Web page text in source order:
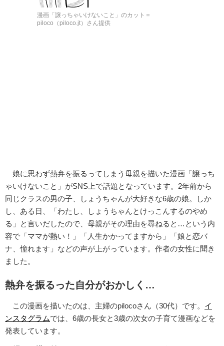
漫画「譲っちゃいけないこと」のカット＝
piloco（piloco.jt）さん提供
娘に思わず熱弁を振るってしまう母親を描いた漫画「譲っち
ゃいけないこと」がSNS上で話題となっています。2年前から
同じクラスの男の子、しょうちゃんが大好きな6歳の娘。しか
し、ある日、「わたし、しょうちゃんとけっこんするのやめ
る」と言いだしたので、母親がその理由を尋ねると…という内
容で「ママが熱い！」「人生かかってますから」「娘と恋バ
ナ、憧れます」などの声が上がっています。作者の女性に聞き
ました。
熱弁を振るった自分がおかしく…
この漫画を描いたのは、主婦のpilocoさん（30代）です。 イ
ンスタグラムでは、6歳の長女と3歳の次女の子育て漫画などを
発表しています。